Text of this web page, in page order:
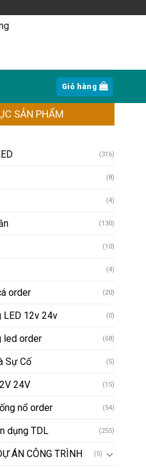
Giỏ hàng
SẢN PHẨM
(316)
(8)
(4)
(130)
(10)
(4)
order (20)
12v 24v (0)
led order (68)
Sự Cố (5)
24V (15)
nổ order (54)
dụng TDL (255)
ÁN CÔNG TRÌNH (5)